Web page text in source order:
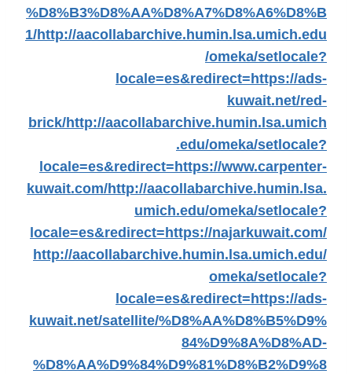
%D8%B3%D8%AA%D8%A7%D8%A6%D8%B
1/http://aacollabarchive.humin.lsa.umich.edu
/omeka/setlocale?
locale=es&redirect=https://ads-
kuwait.net/red-
brick/http://aacollabarchive.humin.lsa.umich
.edu/omeka/setlocale?
locale=es&redirect=https://www.carpenter-
kuwait.com/http://aacollabarchive.humin.lsa.
umich.edu/omeka/setlocale?
locale=es&redirect=https://najarkuwait.com/
http://aacollabarchive.humin.lsa.umich.edu/
omeka/setlocale?
locale=es&redirect=https://ads-
kuwait.net/satellite/%D8%AA%D8%B5%D9%
84%D9%8A%D8%AD-
%D8%AA%D9%84%D9%81%D8%B2%D9%8